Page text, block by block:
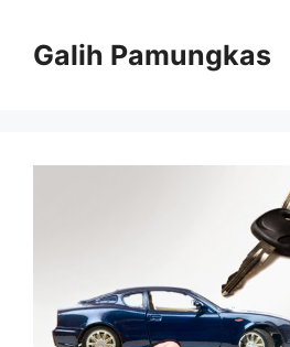
Galih Pamungkas